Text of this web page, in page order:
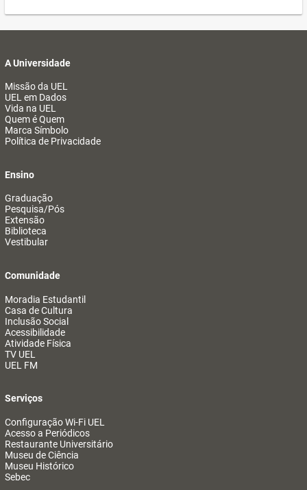
A Universidade
Missão da UEL
UEL em Dados
Vida na UEL
Quem é Quem
Marca Símbolo
Política de Privacidade
Ensino
Graduação
Pesquisa/Pós
Extensão
Biblioteca
Vestibular
Comunidade
Moradia Estudantil
Casa de Cultura
Inclusão Social
Acessibilidade
Atividade Física
TV UEL
UEL FM
Serviços
Configuração Wi-Fi UEL
Acesso a Periódicos
Restaurante Universitário
Museu de Ciência
Museu Histórico
Sebec